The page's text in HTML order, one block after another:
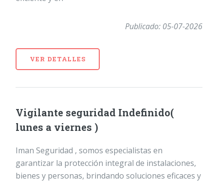
Publicado: 05-07-2026
VER DETALLES
Vigilante seguridad Indefinido(
lunes a viernes )
Iman Seguridad , somos especialistas en
garantizar la protección integral de instalaciones,
bienes y personas, brindando soluciones eficaces y